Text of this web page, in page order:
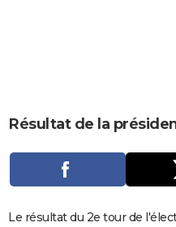
CARTE DE VOEUX
DICTIONNAIRE
Dictionnaire
Biographies
Expressions
Proverbes
PROGRAMME TV
COPAINS D'AVANT
Résultat de la
Le résultat du 2e tour de